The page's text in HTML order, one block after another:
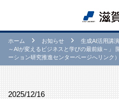
ホーム お知らせ
生成AI活用講
～AIが変えるビジネスと学びの最前線～」
ーション研究推進センターページへリンク）
2025/12/16